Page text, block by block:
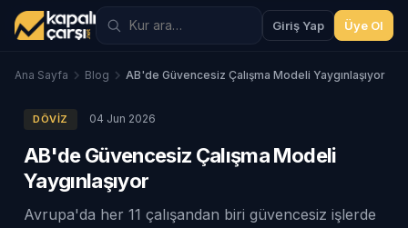
Giriş Yap Üye Ol
Ana Sayfa Blog AB'de Güvencesiz Çalışma Modeli Yaygınlaşıyor
DÖVIZ 04 Jun 2026
AB'de Güvencesiz Çalışma Modeli
Yaygınlaşıyor
Avrupa'da her 11 çalışandan biri güvencesiz işlerde